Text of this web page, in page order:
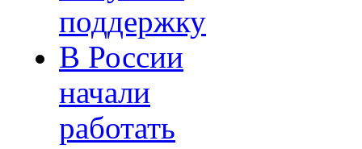
поддержку
В России
начали
работать